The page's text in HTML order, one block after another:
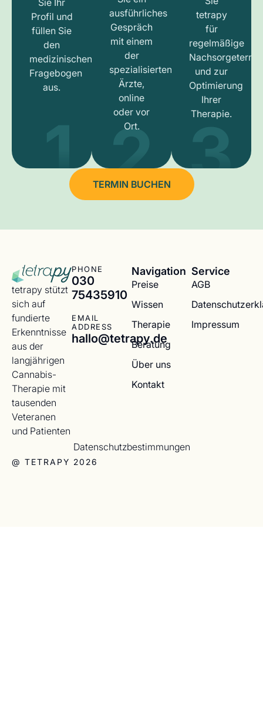
Profil und
füllen Sie
den
medizinischen
Fragebogen
aus.
1
ausführliches
Gespräch
mit einem
der
spezialisierten
Ärzte,
online
oder vor
Ort.
2
tetrapy
für
regelmäßige
und zur
Optimierung
Ihrer
Therapie.
3
TERMIN BUCHEN
tetrapy stützt
sich auf
fundierte
Erkenntnisse
aus der
langjährigen
Cannabis-
Therapie mit
tausenden
Veteranen
und Patienten
PHONE
030
75435910
EMAIL
ADDRESS
hallo@tetrapy.de
Navigation
Preise
Wissen
Therapie
Beratung
Über uns
Kontakt
Service
AGB
Impressum
@ TETRAPY 2026
Datenschutzbestimmungen